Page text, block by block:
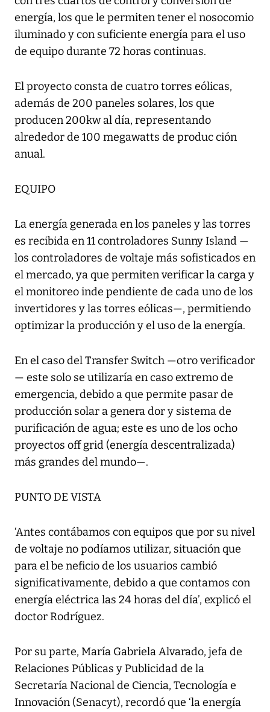
energía, los que le permiten tener el nosocomio
iluminado y con suficiente energía para el uso
de equipo durante 72 horas continuas.
El proyecto consta de cuatro torres eólicas,
además de 200 paneles solares, los que
producen 200kw al día, representando
alrededor de 100 megawatts de produc ción
anual.
EQUIPO
La energía generada en los paneles y las torres
es recibida en 11 controladores Sunny Island —
los controladores de voltaje más sofisticados en
el mercado, ya que permiten verificar la carga y
el monitoreo inde pendiente de cada uno de los
invertidores y las torres eólicas—, permitiendo
optimizar la producción y el uso de la energía.
En el caso del Transfer Switch —otro verificador
— este solo se utilizaría en caso extremo de
emergencia, debido a que permite pasar de
producción solar a genera dor y sistema de
purificación de agua; este es uno de los ocho
proyectos off grid (energía descentralizada)
más grandes del mundo—.
PUNTO DE VISTA
‘Antes contábamos con equipos que por su nivel
de voltaje no podíamos utilizar, situación que
para el be neficio de los usuarios cambió
significativamente, debido a que contamos con
energía eléctrica las 24 horas del día’, explicó el
doctor Rodríguez.
Por su parte, María Gabriela Alvarado, jefa de
Relaciones Públicas y Publicidad de la
Secretaría Nacional de Ciencia, Tecnología e
Innovación (Senacyt), recordó que ‘la energía